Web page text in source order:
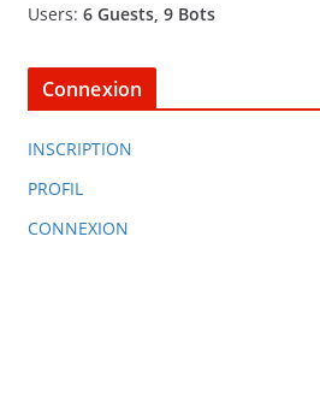
Users: 6 Guests, 9 Bots
Connexion
INSCRIPTION
PROFIL
CONNEXION